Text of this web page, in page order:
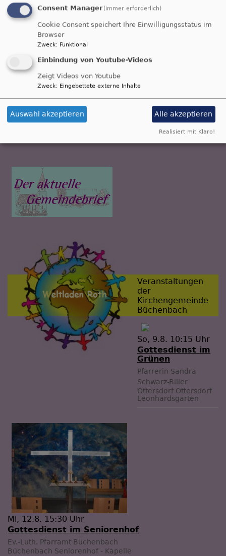
Die Seiten für Erwachsene
Veranstaltungen
der
Kirchengemeinde
Büchenbach
So, 9.8. 10:15 Uhr
Gottesdienst im
Grünen
Pfarrerin Sandra
Schwarz-Biller
Ottersdorf Ottersdorf
Leonhardsgarten
Mi, 12.8. 15:30 Uhr
Gottesdienst im Seniorenhof
Ev.-Luth. Pfarramt Büchenbach
Büchenbach Seniorenhof - Kapelle
Consent Manager (immer erforderlich)
Cookie Consent speichert Ihre Einwilligungsstatus im
Browser
Zweck: Funktional
Einbindung von Youtube-Videos
Zeigt Videos von Youtube
Zweck: Eingebettete externe Inhalte
Auswahl akzeptieren Alle akzeptieren
Realisiert mit Klaro!